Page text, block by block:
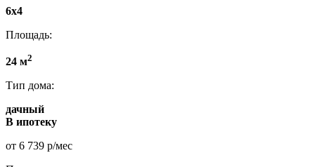
6x4
Площадь:
24 м2
Тип дома:
дачный
В ипотеку
от 6 739 р/мес